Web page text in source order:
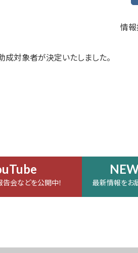
情報
成対象者が決定いたしました。
告会などを公開中！ 最新情報をお